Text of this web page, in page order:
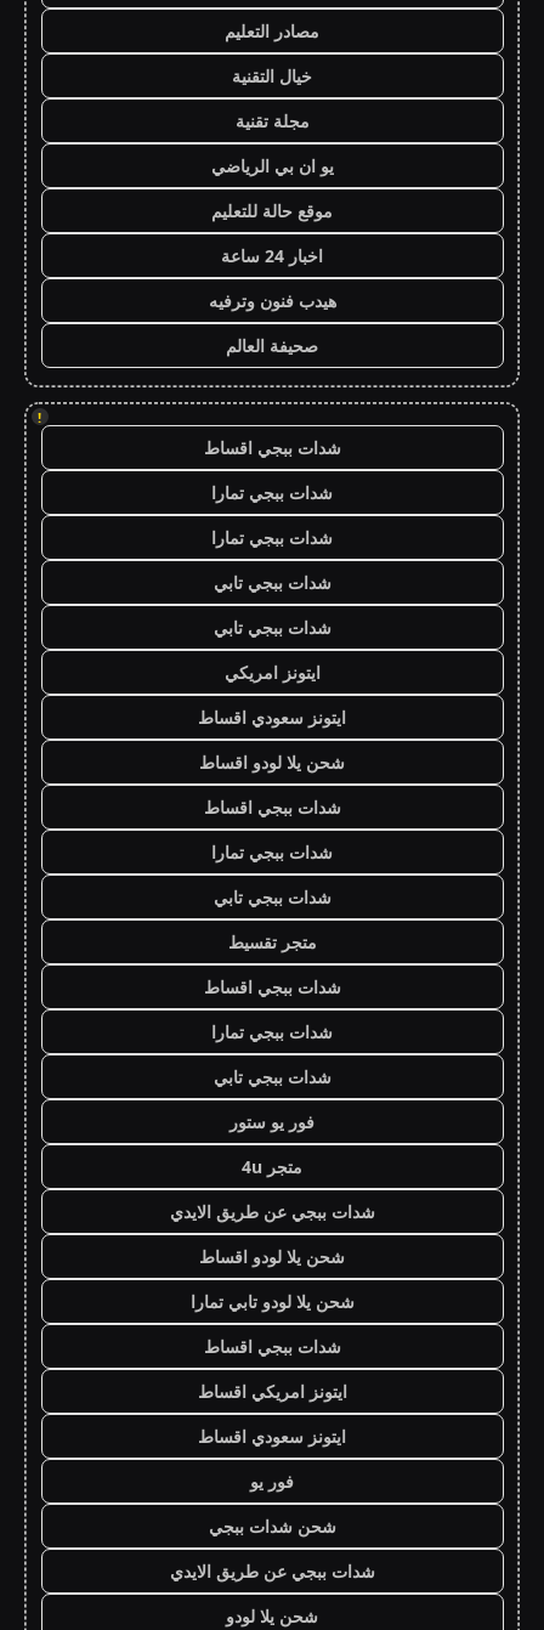
مصادر التعليم
خيال التقنية
مجلة تقنية
يو ان بي الرياضي
موقع حالة للتعليم
اخبار 24 ساعة
هيدب فنون وترفيه
صحيفة العالم
!
شدات ببجي اقساط
شدات ببجي تمارا
شدات ببجي تمارا
شدات ببجي تابي
شدات ببجي تابي
ايتونز امريكي
ايتونز سعودي اقساط
شحن يلا لودو اقساط
شدات ببجي اقساط
شدات ببجي تمارا
شدات ببجي تابي
متجر تقسيط
شدات ببجي اقساط
شدات ببجي تمارا
شدات ببجي تابي
فور يو ستور
متجر 4u
شدات ببجي عن طريق الايدي
شحن يلا لودو اقساط
شحن يلا لودو تابي تمارا
شدات ببجي اقساط
ايتونز امريكي اقساط
ايتونز سعودي اقساط
فور يو
شحن شدات ببجي
شدات ببجي عن طريق الايدي
شحن يلا لودو